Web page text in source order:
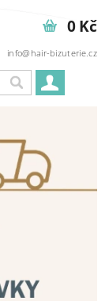
info@hair-bizuterie.cz
0 Kč